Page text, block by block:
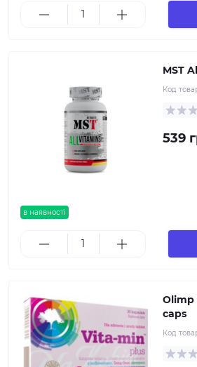
в наявності
MST
Код
539
Olimp
caps
Код